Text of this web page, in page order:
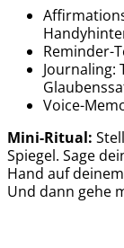
Reminder-
Journaling:
Voice-
Mini-Ritual:
Spiegel. Sage
Hand auf
Und dann gehe